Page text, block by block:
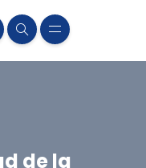
de la